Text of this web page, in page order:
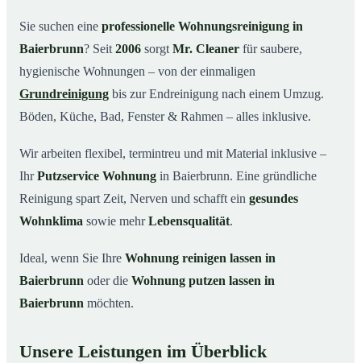
03Warum Mr. Cleaner in Baierbrunn?
04So funktioniert’s
05Typische Anlässe für eine Wohnungsreinigung
08So reinigen unsere Profis Ihre Wohnung in
Baierbrunn
Sie suchen eine professionelle Wohnungsreinigung in
Baierbrunn? Seit 2006 sorgt Mr. Cleaner für saubere,
hygienische Wohnungen – von der einmaligen
Grundreinigung bis zur Endreinigung nach einem Umzug.
Böden, Küche, Bad, Fenster & Rahmen – alles inklusive.
Wir arbeiten flexibel, termintreu und mit Material inklusive –
IhrPutzservice Wohnung in Baierbrunn. Eine gründliche
Reinigung spart Zeit, Nerven und schafft ein gesundes
Wohnklima sowie mehrLebensqualität.
Ideal, wenn Sie Ihre Wohnung reinigen lassen in
Baierbrunn oder die Wohnung putzen lassen in
Baierbrunn möchten.
Unsere Leistungen im Überblick